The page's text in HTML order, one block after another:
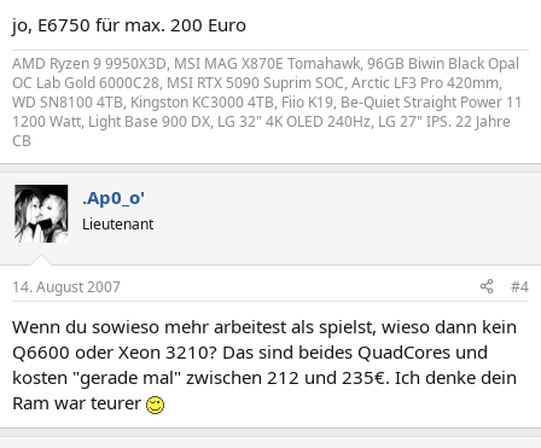
jo, E6750 für max. 200 Euro
AMD Ryzen 9 9950X3D, MSI MAG X870E Tomahawk, 96GB Biwin Black Opal
OC Lab Gold 6000C28, MSI RTX 5090 Suprim SOC, Arctic LF3 Pro 420mm,
WD SN8100 4TB, Kingston KC3000 4TB, Fiio K19, Be-Quiet Straight Power 11
1200 Watt, Light Base 900 DX, LG 32" 4K OLED 240Hz, LG 27" IPS. 22 Jahre
CB
.Ap0_o'
Lieutenant
14. August 2007 #4
Wenn du sowieso mehr arbeitest als spielst, wieso dann kein
Q6600 oder Xeon 3210? Das sind beides QuadCores und
kosten "gerade mal" zwischen 212 und 235€. Ich denke dein
Ram war teurer